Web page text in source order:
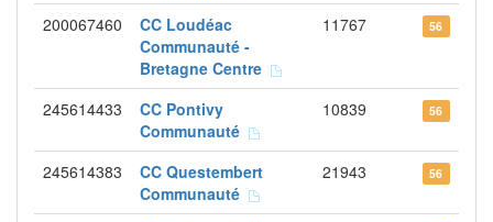
200067460
CC Loudéac
Communauté -
Bretagne Centre
11767 56
245614433
CC Pontivy
Communauté
10839 56
245614383
CC Questembert
Communauté
21943 56